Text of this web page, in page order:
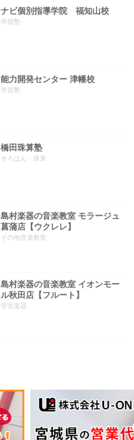
ナビ個別指導学院 福知山校
学習塾
能力開発センター 津幡校
学習塾
橋田珠算塾
そろばん・珠算
島村楽器の音楽教室 モラージュ
菖蒲店【ウクレレ】
その他音楽教室
島村楽器の音楽教室 イオンモー
ル秋田店【フルート】
管弦楽器